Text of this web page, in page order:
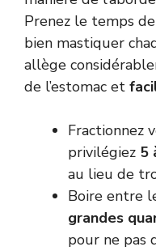
Prenez le temps
bien mastiquer
allège
de l’estomac et
Fractionnez
privilégiez 5
au lieu de
Boire entre
grandes
pour ne pas